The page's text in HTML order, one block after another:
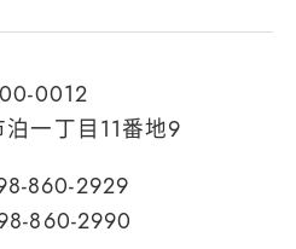
0012
一丁目11番地9
860-2929
860-2990